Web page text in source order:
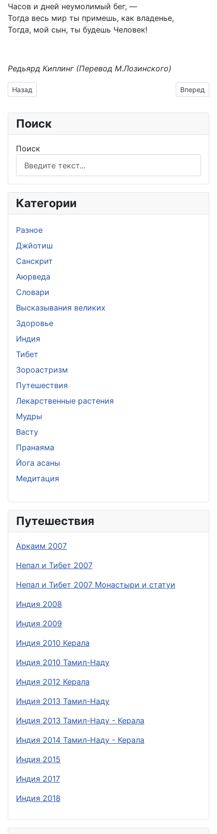
Часов и дней неумолимый бег, —
Тогда весь мир ты примешь, как владенье,
Тогда, мой сын, ты будешь Человек!
Редьярд Киплинг (Перевод М.Лозинского)
Предыдущий: Советы оптинских старцев христианам,
Назад Вперед
Поиск
Поиск
Категории
Разное
Джйотиш
Санскрит
Аюрведа
Словари
Высказывания великих
Здоровье
Индия
Тибет
Зороастризм
Путешествия
Лекарственные растения
Мудры
Васту
Пранаяма
Йога асаны
Медитация
Путешествия
Аркаим 2007
Непал и Тибет 2007
Непал и Тибет 2007 Монастыри и статуи
Индия 2008
Индия 2009
Индия 2010 Керала
Индия 2010 Тамил-Наду
Индия 2012 Керала
Индия 2013 Тамил-Наду
Индия 2013 Тамил-Наду - Керала
Индия 2014 Тамил-Наду - Керала
Индия 2015
Индия 2017
Индия 2018